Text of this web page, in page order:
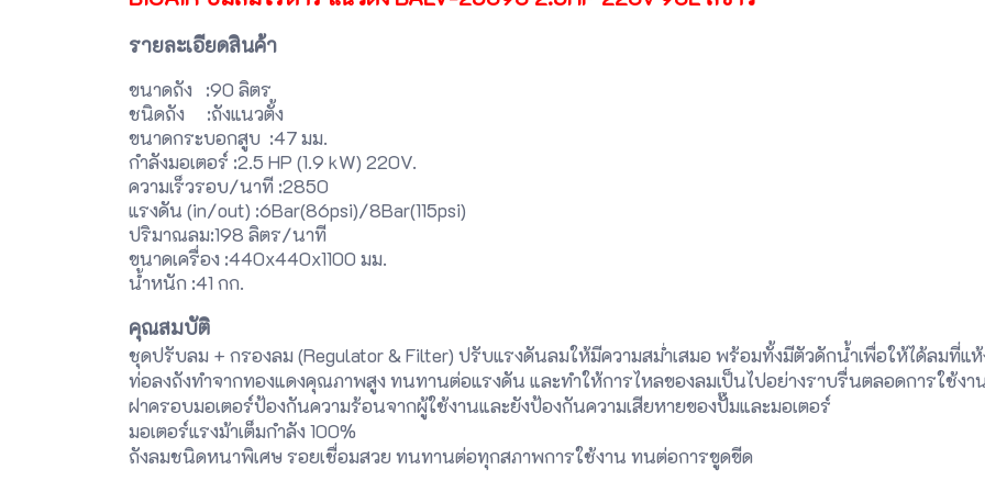
รายละเอียดสินค้า
ขนาดถัง :90 ลิตร
ชนิดถัง :ถังแนวตั้ง
ขนาดกระบอกสูบ :47 มม.
กำลังมอเตอร์ :2.5 HP (1.9 kW) 220V.
ความเร็วรอบ/นาที :2850
แรงดัน (in/out) :6Bar(86psi)/8Bar(115psi)
ปริมาณลม:198 ลิตร/นาที
ขนาดเครื่อง :440x440x1100 มม.
น้ำหนัก :41 กก.
คุณสมบัติ
ชุดปรับลม + กรองลม (Regulator & Filter) ปรับแรงดันลมให้มีความสม่ำเสมอ พร้อมทั้งมีตัวดักน้ำเพื่อให้ได้ลมที่แ
ท่อลงถังทำจากทองแดงคุณภาพสูง ทนทานต่อแรงดัน และทำให้การไหลของลมเป็นไปอย่างราบรื่นตลอดการใช้งา
ฝาครอบมอเตอร์ป้องกันความร้อนจากผู้ใช้งานและยังป้องกันความเสียหายของปั๊มและมอเตอร์
มอเตอร์แรงม้าเต็มกำลัง 100%
ถังลมชนิดหนาพิเศษ รอยเชื่อมสวย ทนทานต่อทุกสภาพการใช้งาน ทนต่อการขูดขีด